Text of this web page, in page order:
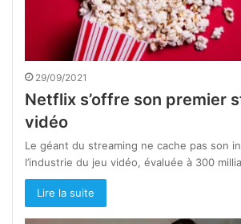
29/09/2021
Netflix s’offre son premier
vidéo
Le géant du streaming ne cache pas son
l’industrie du jeu vidéo, évaluée à 300
Lire la suite